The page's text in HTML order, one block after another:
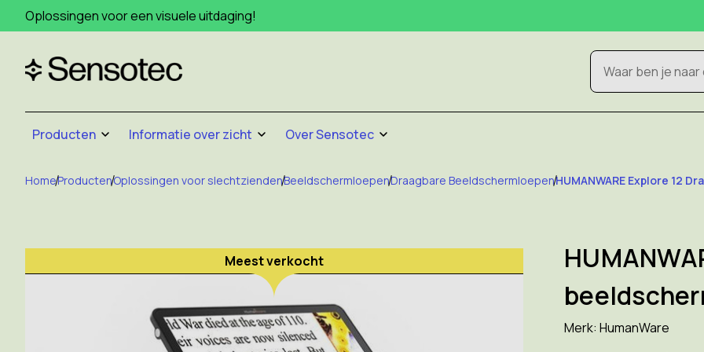
Oplossingen voor een visuele uitdaging!
Zoeken
Producten Informatie over zicht Over Sensotec
HomeProductenOplossingen voor slechtziendenBeeldschermloepenDraagbare BeeldschermloepenHUMANWARE Explore 12
Meest verkocht
Merk: HumanWare